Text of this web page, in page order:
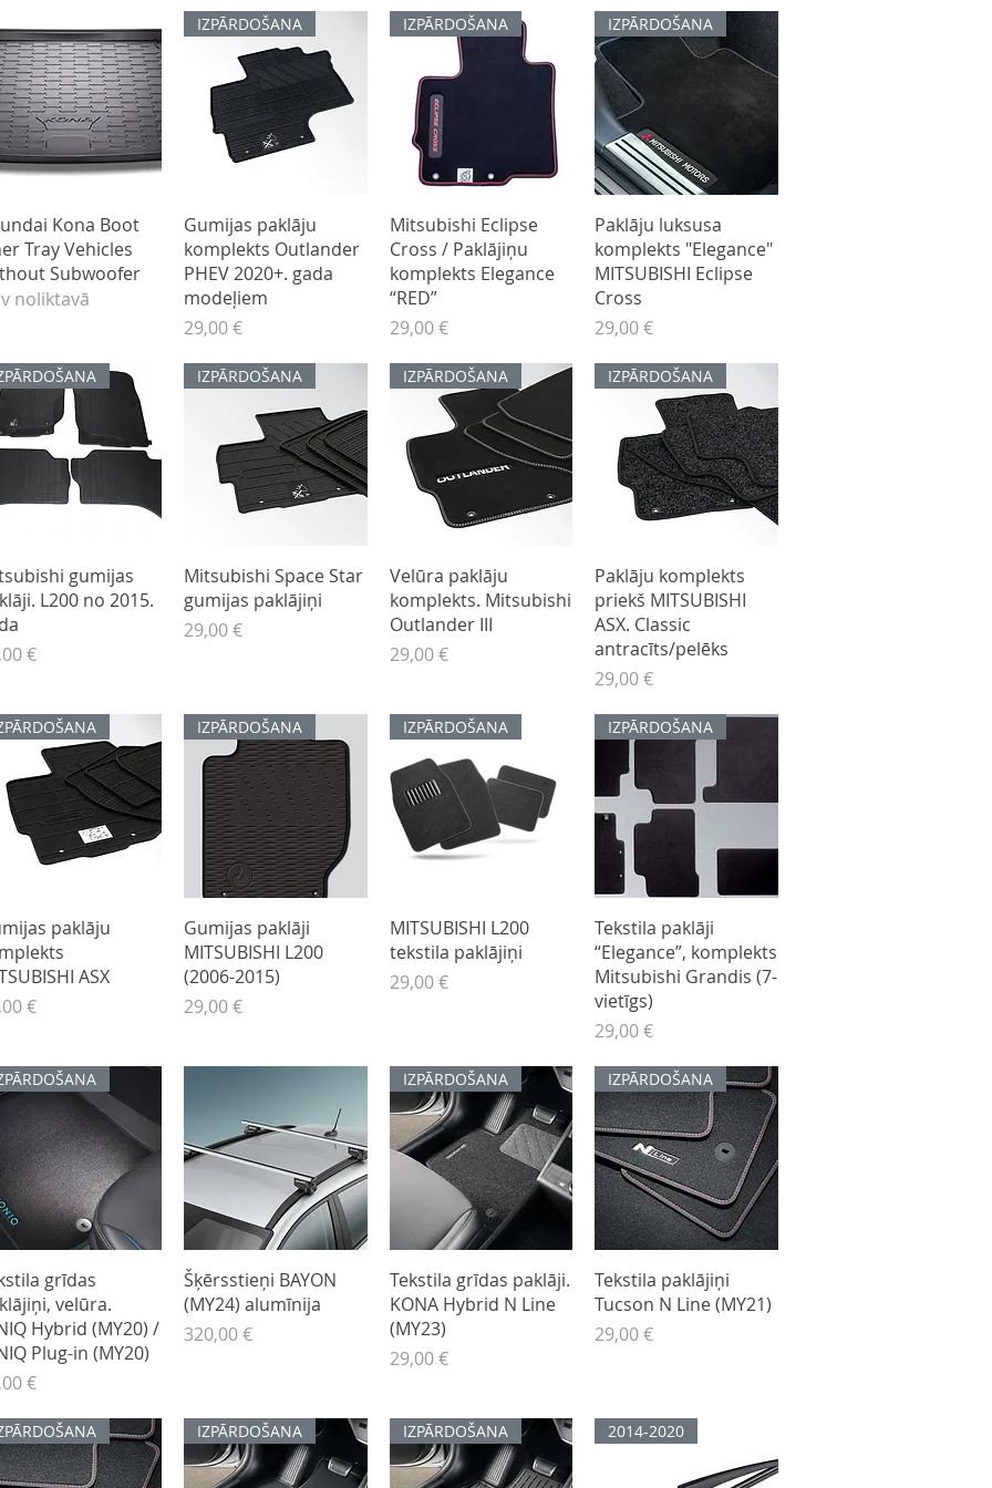
Ātrais skats
Kona Boot
Tray Vehicles
Subwoofer
noliktavā
Ātrais skats
IZPĀRDOŠANA
Gumijas paklāju
komplekts Outlander
PHEV 2020+. gada
modeļiem
Cena
29,00 €
Ātrais skats
IZPĀRDOŠANA
Mitsubishi Eclipse
Cross / Paklājiņu
komplekts Elegance
“RED”
Cena
29,00 €
Ātrais skats
IZPĀRDOŠANA
Paklāju luksusa
komplekts "Elegance"
MITSUBISHI Eclipse
Cross
Cena
29,00 €
Ātrais skats
gumijas
L200 no 2015.
€
Ātrais skats
IZPĀRDOŠANA
Mitsubishi Space Star
gumijas paklājiņi
Cena
29,00 €
Ātrais skats
IZPĀRDOŠANA
Velūra paklāju
komplekts. Mitsubishi
Outlander III
Cena
29,00 €
Ātrais skats
IZPĀRDOŠANA
Paklāju komplekts
priekš MITSUBISHI
ASX. Classic
antracīts/pelēks
Cena
29,00 €
Ātrais skats
paklāju
ASX
€
Ātrais skats
IZPĀRDOŠANA
Gumijas paklāji
MITSUBISHI L200
(2006-2015)
Cena
29,00 €
Ātrais skats
IZPĀRDOŠANA
MITSUBISHI L200
tekstila paklājiņi
Cena
29,00 €
Ātrais skats
IZPĀRDOŠANA
Tekstila paklāji
“Elegance”, komplekts
Mitsubishi Grandis (7-
vietīgs)
Cena
29,00 €
Ātrais skats
grīdas
velūra.
Hybrid (MY20) /
Plug-in (MY20)
€
Ātrais skats
Šķērsstieņi BAYON
(MY24) alumīnija
Cena
320,00 €
Ātrais skats
IZPĀRDOŠANA
Tekstila grīdas paklāji.
KONA Hybrid N Line
(MY23)
Cena
29,00 €
Ātrais skats
IZPĀRDOŠANA
Tekstila paklājiņi
Tucson N Line (MY21)
Cena
29,00 €
IZPĀRDOŠANA IZPĀRDOŠANA 2014-2020